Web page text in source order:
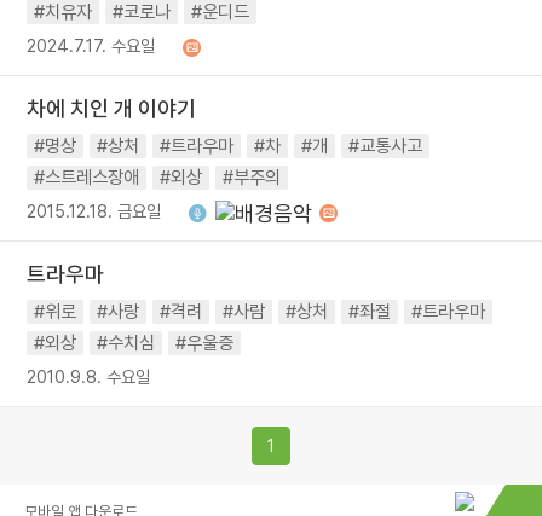
#치유자
#코로나 #운디드
2024.7.17. 수요일
차에 치인 개 이야기
#명상 #상처 #트라우마 #차 #개
#교통사고
#스트레스장애
#외상 #부주의
2015.12.18. 금요일
트라우마
#위로 #사랑 #격려 #사람 #상처 #좌절
#트라우마
#외상
#수치심 #우울증
2010.9.8. 수요일
1
모바일 앱 다운로드